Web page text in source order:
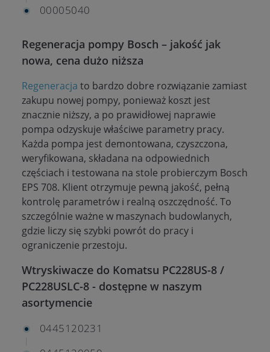
00005040
Regeneracja pompy Bosch – jakość jak
nowa, cena dużo niższa
Regeneracja to bardzo dobre rozwiązanie zamiast
zakupu nowej pompy, ponieważ koszt jest
znacznie niższy, a po prawidłowej naprawie
pompa odzyskuje właściwe parametry pracy.
Każda pompa jest demontowana, czyszczona,
weryfikowana, składana na odpowiednich
częściach i testowana na stole probierczym Bosch
EPS 708. Klient otrzymuje pewną jakość, pełną
kontrolę parametrów i realną oszczędność. To
szczególnie ważne w maszynach budowlanych,
gdzie liczy się szybki powrót do pracy i
ograniczenie przestoju.
Wtryskiwacze do Komatsu PC228US-8 /
PC228USLC-8 - dostępne w naszym
asortymencie
0445120231